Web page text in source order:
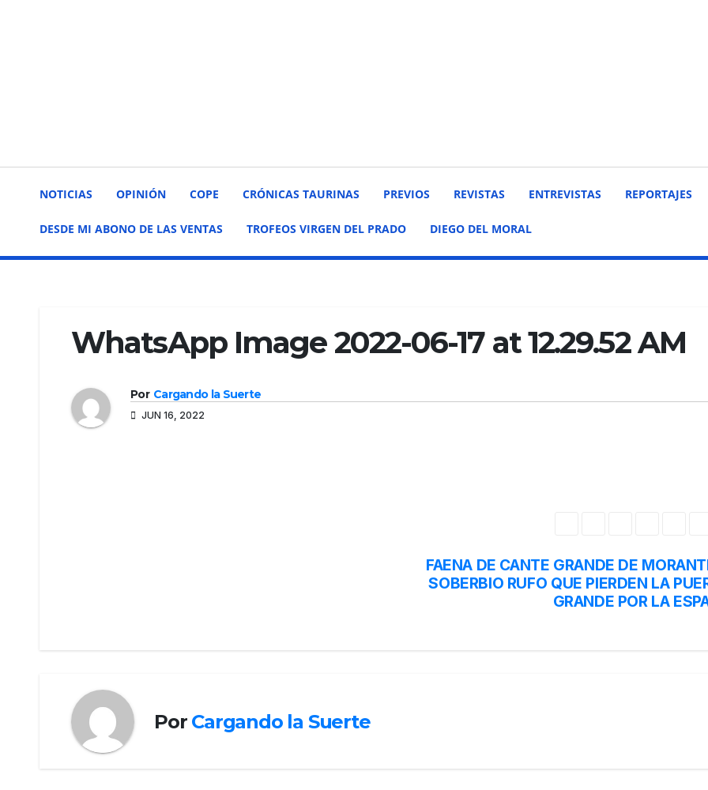
NOTICIAS OPINIÓN COPE CRÓNICAS TAURINAS PREVIOS REVISTAS ENTREVISTAS REPORTAJES
DESDE MI ABONO DE LAS VENTAS TROFEOS VIRGEN DEL PRADO DIEGO DEL MORAL
WhatsApp Image 2022-06-17 at 12.29.52 AM
Por Cargando la Suerte
JUN 16, 2022
FAENA DE CANTE GRANDE DE
SOBERBIO RUFO QUE PIERDEN LA
GRANDE POR LA
Por Cargando la Suerte